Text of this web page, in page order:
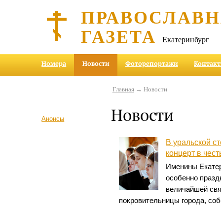
ГАЗЕТА Екатеринбург
Номера Новости Фоторепортажи
Анонсы
Главная→ Новости
Новости
В уральской
концерт в
Именины
особенно
величайшей
покровительницы города,